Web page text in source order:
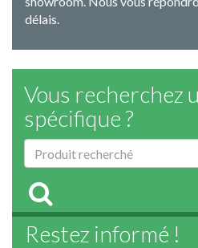
délais.
Vous recherchez
spécifique ?
Restez informé !